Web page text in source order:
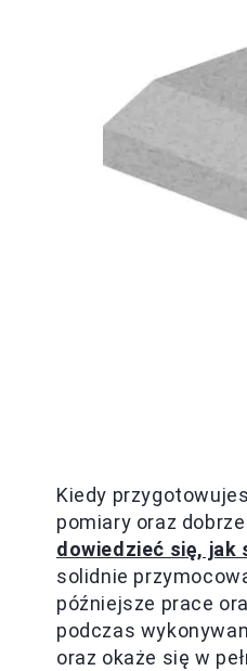
Kiedy
pomiary oraz
dowiedzieć się, jak
solidnie
późniejsze prace
podczas
oraz okaże się w